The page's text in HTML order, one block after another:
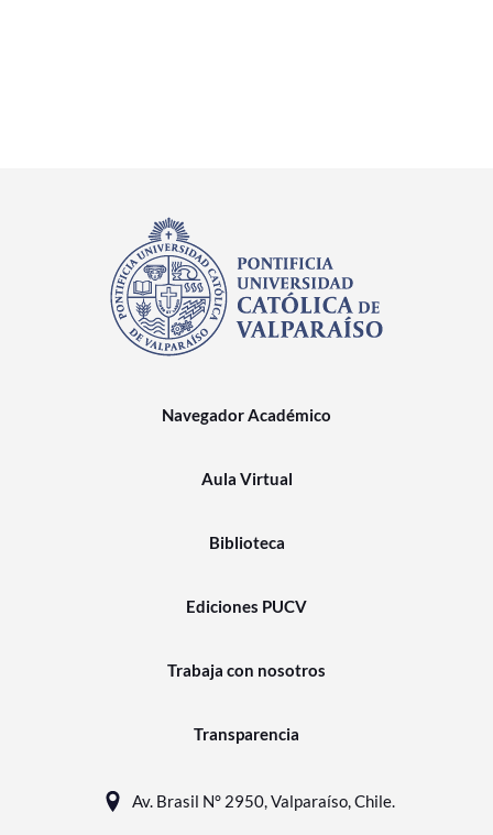
Navegador Académico
Aula Virtual
Biblioteca
Ediciones PUCV
Trabaja con nosotros
Transparencia
Av. Brasil N° 2950, Valparaíso, Chile.